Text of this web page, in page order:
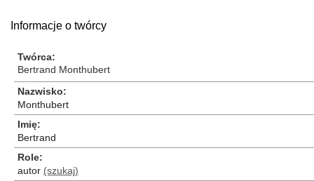
Informacje o twórcy
Twórca
Bertrand Monthubert
Nazwisko
Monthubert
Imię
Bertrand
Role
autor (szukaj)